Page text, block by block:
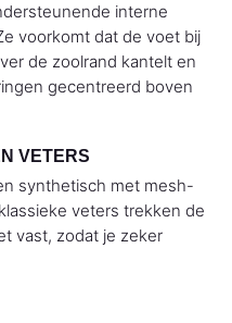
interne
voorkomt dat de voet bij
de zoolrand kantelt en
gecentreerd boven
VETERS
synthetisch met mesh-
veters trekken de
vast, zodat je zeker